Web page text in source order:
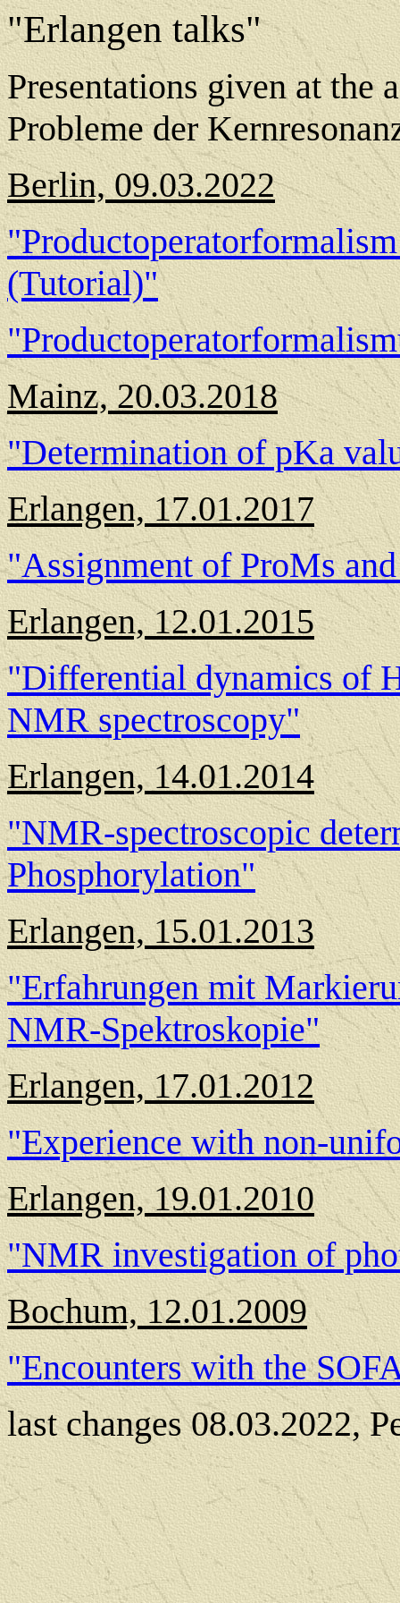
"Erlangen talks"
Presentations given at the
Probleme der
Berlin, 09.03.2022
(Tutorial)"
Mainz, 20.03.2018
"Determination of pKa
Erlangen, 17.01.2017
"Assignment of ProMs
Erlangen, 12.01.2015
"Differential dynamics of
NMR spectroscopy"
Erlangen, 14.01.2014
"NMR-spectroscopic
Phosphorylation"
Erlangen, 15.01.2013
"Erfahrungen mit
NMR-Spektroskopie"
Erlangen, 17.01.2012
"Experience with non-
Erlangen, 19.01.2010
"NMR investigation of
Bochum, 12.01.2009
"Encounters with the
last changes 08.03.2022,